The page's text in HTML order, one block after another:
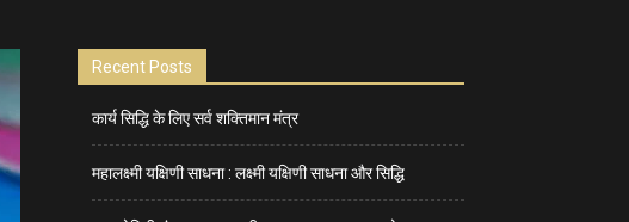
Recent Posts
कार्य सिद्धि के लिए सर्व शक्तिमान मंत्र
महालक्ष्मी यक्षिणी साधना : लक्ष्मी यक्षिणी साधना और सिद्धि